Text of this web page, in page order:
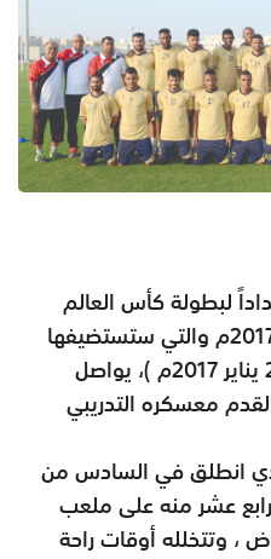
لبطولة كأس العالم
العسكرية الثانية لكرة القدم 2017م والتي ستستضيفها
السلطنة خلال الفترة (15 - 28 يناير 2017م )، يواصل
معسكره التدريبي
انطلق في السادس من
عشر منه على ملعب
، وتتخلله أوقات راحة